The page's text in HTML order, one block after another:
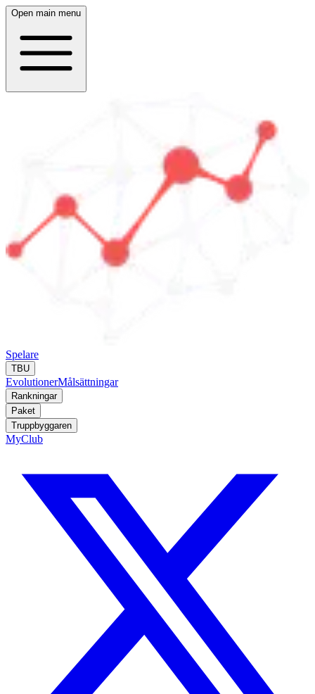
Open main menu
Spelare
TBU
EvolutionerMålsättningar
Rankningar
Paket
Truppbyggaren
MyClub